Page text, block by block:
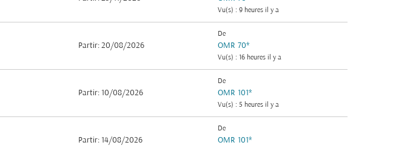
Vu(s) : 9 heures il y a
Partir: 20/08/2026
De
OMR 70*
Vu(s) : 16 heures il y a
Partir: 10/08/2026
De
OMR 101*
Vu(s) : 5 heures il y a
Partir: 14/08/2026
De
OMR 101*